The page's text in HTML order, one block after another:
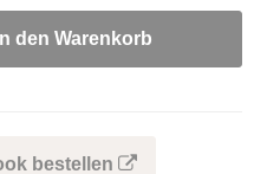
In den Warenkorb
bestellen